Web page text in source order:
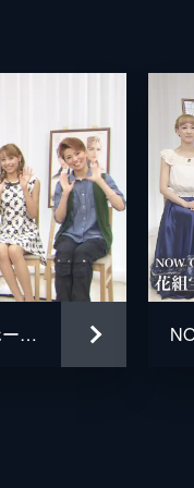
NOW ON STAGE 雪組宝塚バウホール公演『春雷』